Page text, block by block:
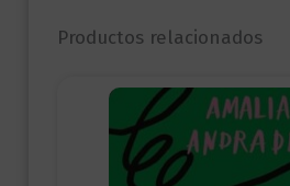
Productos relacionados